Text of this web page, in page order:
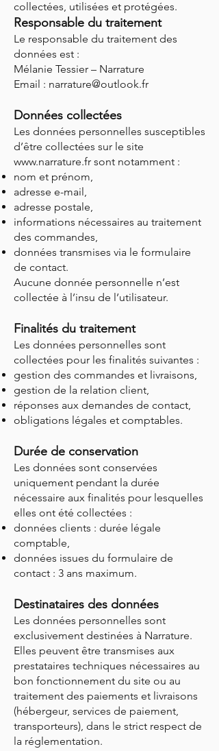
collectées, utilisées et protégées.
Responsable du traitement
Le responsable du traitement des
données est :
Mélanie Tessier – Narrature
Email : narrature@outlook.fr
Données collectées
Les données personnelles susceptibles
d’être collectées sur le site
www.narrature.fr sont notamment :
nom et prénom,
adresse e-mail,
adresse postale,
informations nécessaires au traitement
des commandes,
données transmises via le formulaire
de contact.
Aucune donnée personnelle n’est
collectée à l’insu de l’utilisateur.
Finalités du traitement
Les données personnelles sont
collectées pour les finalités suivantes :
gestion des commandes et livraisons,
gestion de la relation client,
réponses aux demandes de contact,
obligations légales et comptables.
Durée de conservation
Les données sont conservées
uniquement pendant la durée
nécessaire aux finalités pour lesquelles
elles ont été collectées :
données clients : durée légale
comptable,
données issues du formulaire de
contact : 3 ans maximum.
Destinataires des données
Les données personnelles sont
exclusivement destinées à Narrature.
Elles peuvent être transmises aux
prestataires techniques nécessaires au
bon fonctionnement du site ou au
traitement des paiements et livraisons
(hébergeur, services de paiement,
transporteurs), dans le strict respect de
la réglementation.